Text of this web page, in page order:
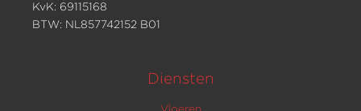
KvK: 69115168
BTW: NL857742152 B01
Diensten